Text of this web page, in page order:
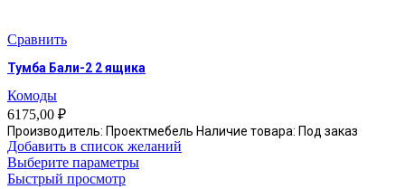
Сравнить
Тумба Бали-2 2 ящика
Комоды
6175,00 ₽
Производитель: Проектмебель Наличие товара: Под заказ
Добавить в список желаний
Выберите параметрыЭтот
Быстрый просмотр